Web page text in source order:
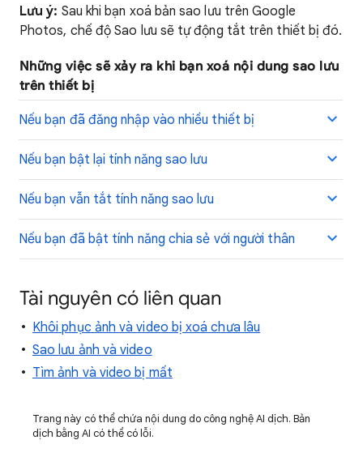
Lưu ý: Sau khi bạn xoá bản sao lưu trên Google
Photos, chế độ Sao lưu sẽ tự động tắt trên thiết bị đó.
Những việc sẽ xảy ra khi bạn xoá nội dung sao lưu
trên thiết bị
Nếu bạn đã đăng nhập vào nhiều thiết bị
Nếu bạn bật lại tính năng sao lưu
Nếu bạn vẫn tắt tính năng sao lưu
Nếu bạn đã bật tính năng chia sẻ với người thân
Tài nguyên có liên quan
Khôi phục ảnh và video bị xoá chưa lâu
Sao lưu ảnh và video
Tìm ảnh và video bị mất
Trang này có thể chứa nội dung do công nghệ AI dịch. Bản
dịch bằng AI có thể có lỗi.